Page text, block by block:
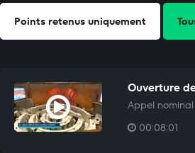
Points retenus uniquement
Ouverture
Appel nominal
00:08:01